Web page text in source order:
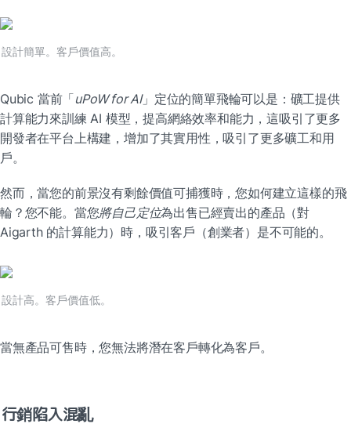
設計簡單。客戶價值高。
Qubic 當前「uPoW for AI」定位的簡單飛輪可以是：礦工提供
計算能力來訓練 AI 模型，提高網絡效率和能力，這吸引了更多
開發者在平台上構建，增加了其實用性，吸引了更多礦工和用
戶。
然而，當您的前景沒有剩餘價值可捕獲時，您如何建立這樣的飛
輪？您不能。當您將自己定位為出售已經賣出的產品（對
Aigarth 的計算能力）時，吸引客戶（創業者）是不可能的。
設計高。客戶價值低。
當無產品可售時，您無法將潛在客戶轉化為客戶。
行銷陷入混亂